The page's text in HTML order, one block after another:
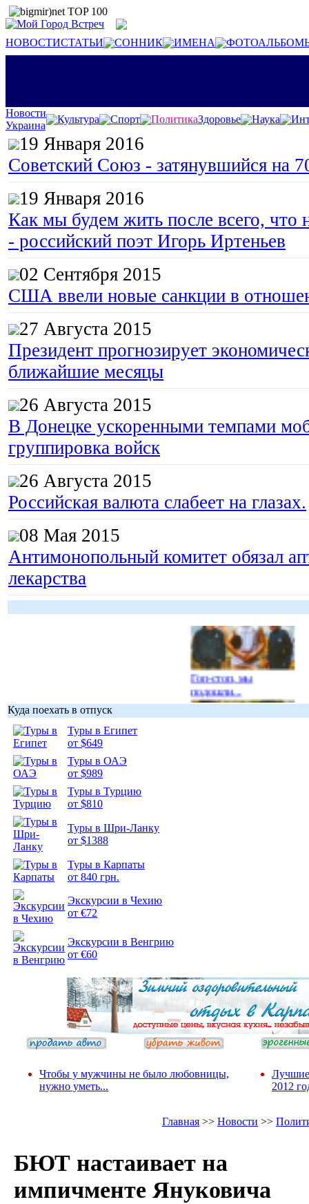
НОВОСТИСТАТЬИ СОННИК ИМЕНА
Новости
Украина
Культура Спорт ПолитикаЗдоровье Наука
19 Января 2016
Советский Союз - затянувшийся на
19 Января 2016
Как мы будем жить после всего, что
- российский поэт Игорь Иртеньев
02 Сентября 2015
США ввели новые санкции в
27 Августа 2015
Президент прогнозирует
ближайшие месяцы
26 Августа 2015
В Донецке ускоренными темпами
группировка войск
26 Августа 2015
Российская валюта слабеет на глазах.
08 Мая 2015
Антимонопольный комитет обязал
лекарства
Гоп-стоп, мы
подошли...
Куда поехать в отпуск
Туры в Египет
от $649
Туры в ОАЭ
от $989
Туры в Турцию
от $810
Туры в Шри-Ланку
от $1388
Туры в Карпаты
от 840 грн.
Экскурсии в Чехию
от €72
Экскурсии в Венгрию
от €60
Чтобы у мужчины не было любовницы,
нужно уметь...
Лучшие
2012
Главная >> Новости >>
БЮТ настаивает на
импичменте Януковича